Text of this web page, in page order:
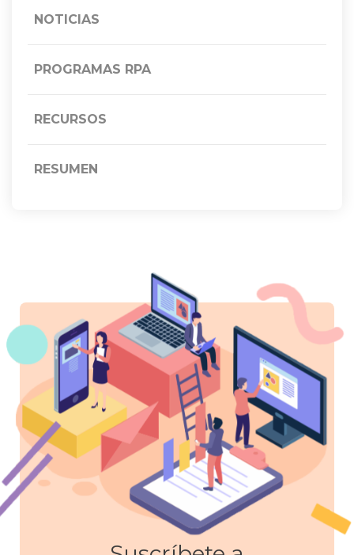
NOTICIAS
PROGRAMAS RPA
RECURSOS
RESUMEN